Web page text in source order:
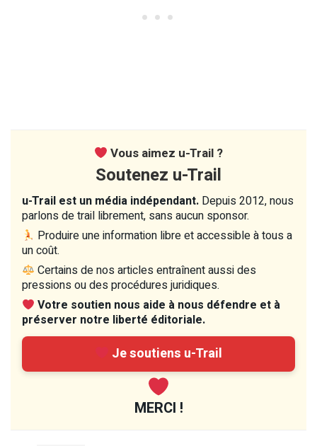
Vous aimez u-Trail ?
Soutenez u-Trail
u-Trail est un média indépendant. Depuis 2012, nous
parlons de trail librement, sans aucun sponsor.
Produire une information libre et accessible à tous a
un coût.
Certains de nos articles entraînent aussi des
pressions ou des procédures juridiques.
Votre soutien nous aide à nous défendre et à
préserver notre liberté éditoriale.
Je soutiens u-Trail
MERCI !